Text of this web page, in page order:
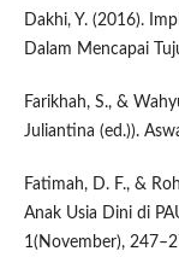
Dakhi, Y. (2016).
Dalam Mencapai
Farikhah, S., &
Juliantina (ed.)).
Fatimah, D. F., &
Anak Usia Dini di
1(November),